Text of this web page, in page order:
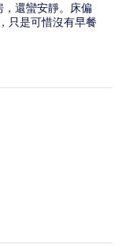
還蠻安靜。床偏
只是可惜沒有早餐